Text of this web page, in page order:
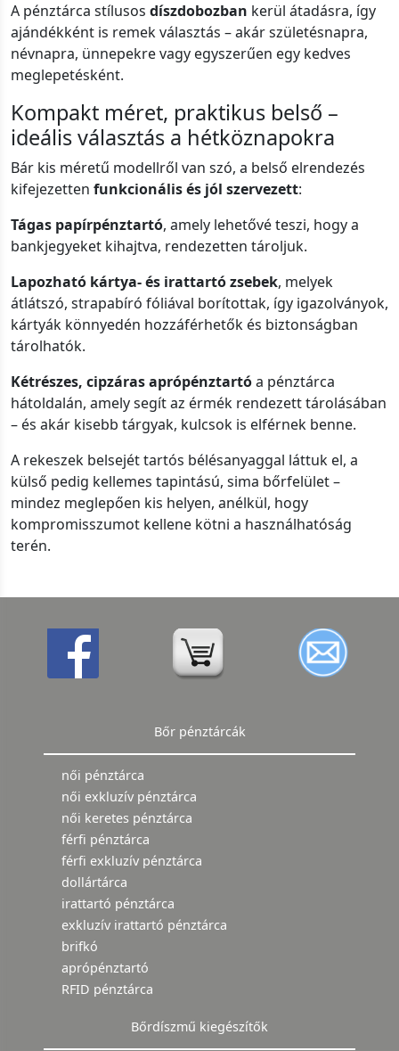
A pénztárca stílusos díszdobozban kerül átadásra, így
ajándékként is remek választás – akár születésnapra,
névnapra, ünnepekre vagy egyszerűen egy kedves
meglepetésként.
Kompakt méret, praktikus belső –
ideális választás a hétköznapokra
Bár kis méretű modellről van szó, a belső elrendezés
kifejezetten funkcionális és jól szervezett:
Tágas papírpénztartó, amely lehetővé teszi, hogy a
bankjegyeket kihajtva, rendezetten tároljuk.
Lapozható kártya- és irattartó zsebek, melyek
átlátszó, strapabíró fóliával borítottak, így igazolványok,
kártyák könnyedén hozzáférhetők és biztonságban
tárolhatók.
Kétrészes, cipzáras aprópénztartóa pénztárca
hátoldalán, amely segít az érmék rendezett tárolásában
– és akár kisebb tárgyak, kulcsok is elférnek benne.
A rekeszek belsejét tartós bélésanyaggal láttuk el, a
külső pedig kellemes tapintású, sima bőrfelület –
mindez meglepően kis helyen, anélkül, hogy
kompromisszumot kellene kötni a használhatóság
terén.
Bőr pénztárcák
női pénztárca
női exkluzív pénztárca
női keretes pénztárca
férfi pénztárca
férfi exkluzív pénztárca
dollártárca
irattartó pénztárca
exkluzív irattartó pénztárca
brifkó
aprópénztartó
RFID pénztárca
Bőrdíszmű kiegészítők